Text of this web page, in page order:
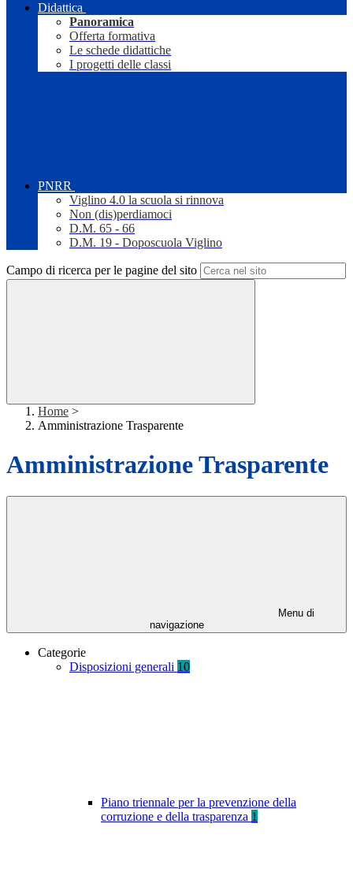
Didattica
Panoramica
Offerta formativa
Le schede didattiche
I progetti delle classi
PNRR
Viglino 4.0 la scuola si rinnova
Non (dis)perdiamoci
D.M. 65 - 66
D.M. 19 - Doposcuola Viglino
Campo di ricerca per le pagine del sito
Home >
Amministrazione Trasparente
Amministrazione Trasparente
Menu di
navigazione
Categorie
Disposizioni generali 10
Piano triennale per la prevenzione della
corruzione e della trasparenza 1